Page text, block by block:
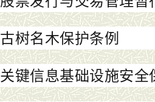
古树名木保护条例
关键信息基础设施安全